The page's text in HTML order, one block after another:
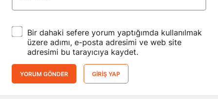
Bir dahaki sefere yorum yaptığımda kullanılmak
üzere adımı, e-posta adresimi ve web site
adresimi bu tarayıcıya kaydet.
YORUM GÖNDER GIRIŞ YAP